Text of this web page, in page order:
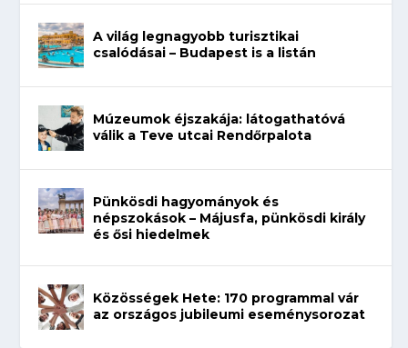
A világ legnagyobb turisztikai
csalódásai – Budapest is a listán
Múzeumok éjszakája: látogathatóvá
válik a Teve utcai Rendőrpalota
Pünkösdi hagyományok és
népszokások – Májusfa, pünkösdi király
és ősi hiedelmek
Közösségek Hete: 170 programmal vár
az országos jubileumi eseménysorozat